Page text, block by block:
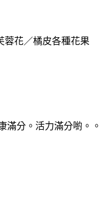
蓉花／橘皮各種花果
分。活力滿分喲。。